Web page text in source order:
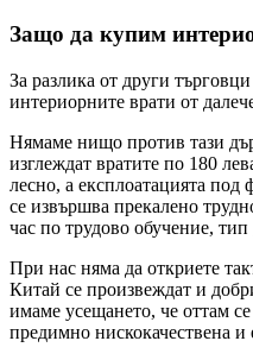
Защо да купим
За разлика от други
интериорните врати от
Нямаме нищо против тази
изглеждат вратите по 180
лесно, а експлоатацията под
се извършва прекалено
час по трудово обучение,
При нас няма да откриете
Китай се произвеждат и
имаме усещането, че оттам
предимно нискокачествена